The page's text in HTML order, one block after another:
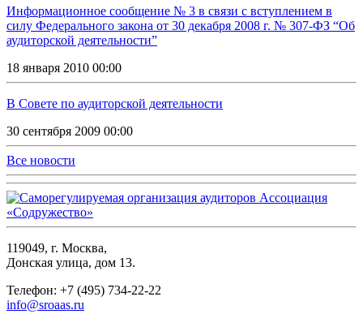
Информационное сообщение № 3 в связи с вступлением в
силу Федерального закона от 30 декабря 2008 г. № 307-ФЗ “Об
аудиторской деятельности”
18 января 2010 00:00
В Совете по аудиторской деятельности
30 сентября 2009 00:00
Все новости
119049, г. Москва,
Донская улица, дом 13.
Телефон: +7 (495) 734-22-22
info@sroaas.ru